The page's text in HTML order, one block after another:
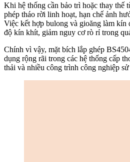
Khi hệ thống cần bảo trì hoặc thay thế
phép tháo rời linh hoạt, hạn chế ảnh
Việc kết hợp bulong và gioăng làm kín
độ kín khít, giảm nguy cơ rò rỉ trong
Chính vì vậy, mặt bích lắp ghép
dụng rộng rãi trong các hệ thống cấp
thải và nhiều công trình công nghiệp